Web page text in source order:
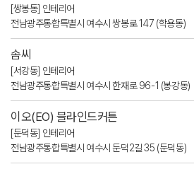
[쌍봉동] 인테리어
전남광주통합특별시 여수시 쌍봉로 147 (학용동)
솜씨
[서강동] 인테리어
전남광주통합특별시 여수시 한재로 96-1 (봉강동)
이오(EO) 블라인드커튼
[둔덕동] 인테리어
전남광주통합특별시 여수시 둔덕2길 35 (둔덕동)